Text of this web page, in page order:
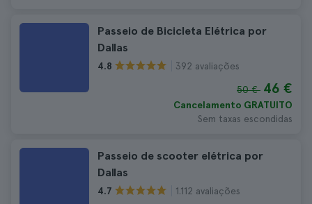
Passeio de Bicicleta Elétrica por
Dallas
4.8 392 avaliações
50 € 46 €
Cancelamento GRATUITO
Sem taxas escondidas
Passeio de scooter elétrica por
Dallas
4.7 1.112 avaliações